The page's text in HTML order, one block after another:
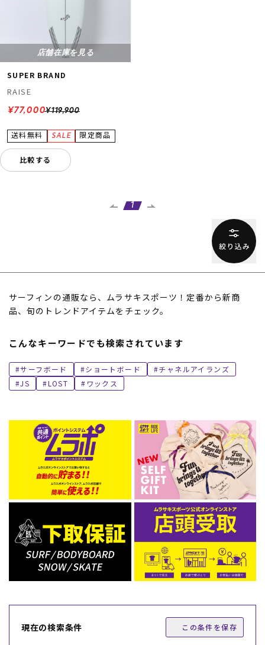
店舗在庫を見る
SUPER BRAND
RAISE
¥119,900
¥77,000
比較する
1
サーフィンの通販なら、ムラサキスポーツ！定番から新商
品、旬のトレンドアイテムをチェック。
こんなキーワードでも検索されています
サーフボード ショートボード
チャネルアイランズ
JS
LOST ワックス
現在の検索条件 この条件を保存